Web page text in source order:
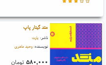
متد گیتار پاپ
ناشر: پارت
نویسنده: وحید ماهری
۵۸۰,۰۰۰ تومان